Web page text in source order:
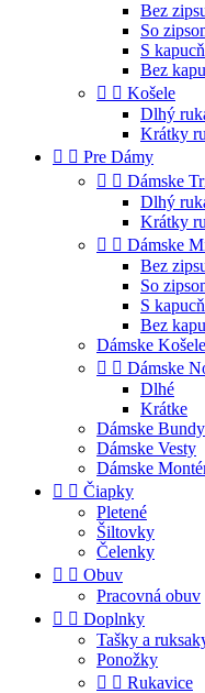
Bez
So
S
Bez
  Košele
Dlhý
Krátky
  Pre Dámy
  Dámske
Dlhý
Krátky
  Dámske
Bez
So
S
Bez
Dámske Košele
  Dámske
Dlhé
Krátke
Dámske Bundy
Dámske Vesty
Dámske
  Čiapky
Pletené
Šiltovky
Čelenky
  Obuv
Pracovná obuv
  Doplnky
Tašky a
Ponožky
  Rukavice